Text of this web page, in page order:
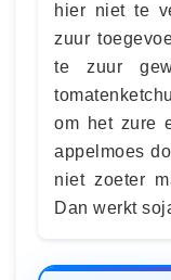
hier niet te
zuur
te zuur
om het zure
appelmoes
niet zoeter
Dan werkt